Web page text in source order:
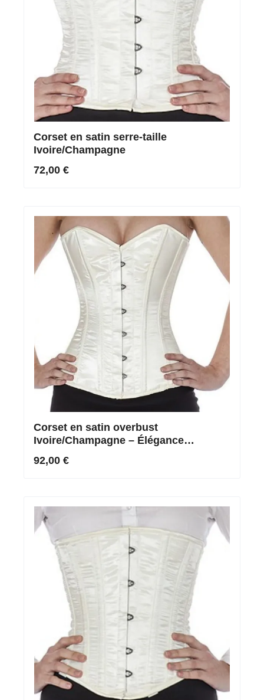
Corset en satin serre-taille
Ivoire/Champagne
72,00 €
Corset en satin overbust
Ivoire/Champagne – Élégance
92,00 €